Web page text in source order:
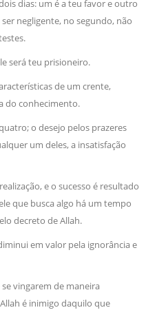
dias: um é a teu favor e outro
negligente, no segundo, não
será teu prisioneiro.
de um crente,
do conhecimento.
o desejo pelos prazeres
um deles, a insatisfação
e o sucesso é resultado
que busca algo há um tempo
decreto de Allah.
em valor pela ignorância e
vingarem de maneira
é inimigo daquilo que